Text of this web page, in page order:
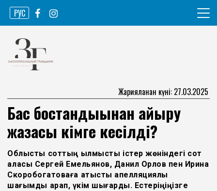
Skip
content
РУС
Законопослушный гражданин
Жарияланған күні: 27.03.2025
Бас бостандығынан айыру
жазасы кімге кесілді?
Облыстық соттың қылмыстық істер жөніндегі сот
алқасы Сергей Емельянов, Данил Орлов пен Ирина
Скоробогатоваға қатысты апелляциялық
шағымды қарап, үкім шығарды. Естеріңіңізге